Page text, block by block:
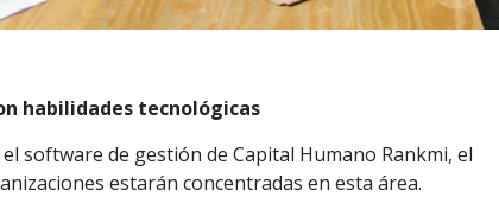
habilidades tecnológicas
software de gestión de Capital Humano Rankmi, el
estarán concentradas en esta área.